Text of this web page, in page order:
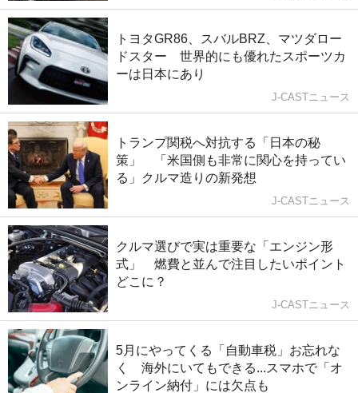
トヨタGR86、スバルBRZ、マツダロー
ドスター 世界的にも優れたスポーツカ
ーは日本にあり
J-CASTニュース
トランプ関税へ対抗する「日本の秘
策」 「米国側も非常に関心を持ってい
る」クルマ造りの新発想
J-CASTニュース
クルマ選びで実は重要な「エンジン形
式」 燃費と並んで注目したいポイント
どこに？
J-CASTニュース
5月にやってくる「自動車税」お忘れな
く 海外にいてもできる...スマホで「オ
ンライン納付」には欠点も